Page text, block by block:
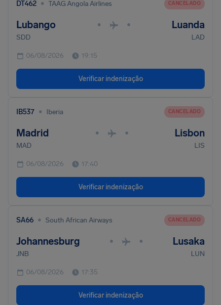
DT462 • TAAG Angola Airlines CANCELADO
Lubango • • Luanda
SDD LAD
06/08/2026 19:15
Verificar indenização
IB537 • Iberia CANCELADO
Madrid • • Lisbon
MAD LIS
06/08/2026 17:40
Verificar indenização
SA66 • South African Airways CANCELADO
Johannesburg • • Lusaka
JNB LUN
06/08/2026 17:35
Verificar indenização